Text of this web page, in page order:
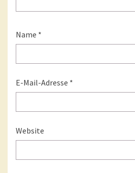
Name *
E-Mail-Adresse *
Website